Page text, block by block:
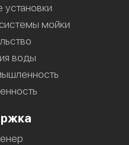
мойки
воды